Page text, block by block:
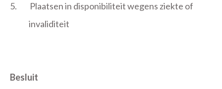
5.
Plaatsen in disponibiliteit wegens ziekte of
invaliditeit
Besluit